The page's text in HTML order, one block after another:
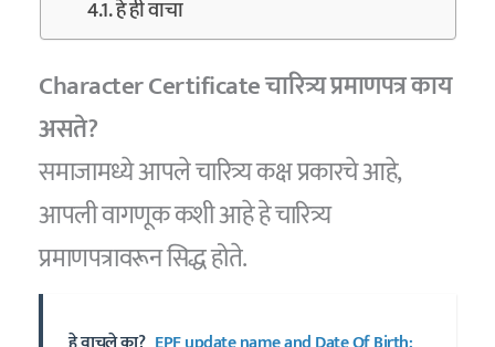
हे ही वाचा
Character Certificate चारित्र्य प्रमाणपत्र काय
असते?
समाजामध्ये आपले चारित्र्य कक्ष प्रकारचे आहे,
आपली वागणूक कशी आहे हे चारित्र्य
प्रमाणपत्रावरून सिद्ध होते.